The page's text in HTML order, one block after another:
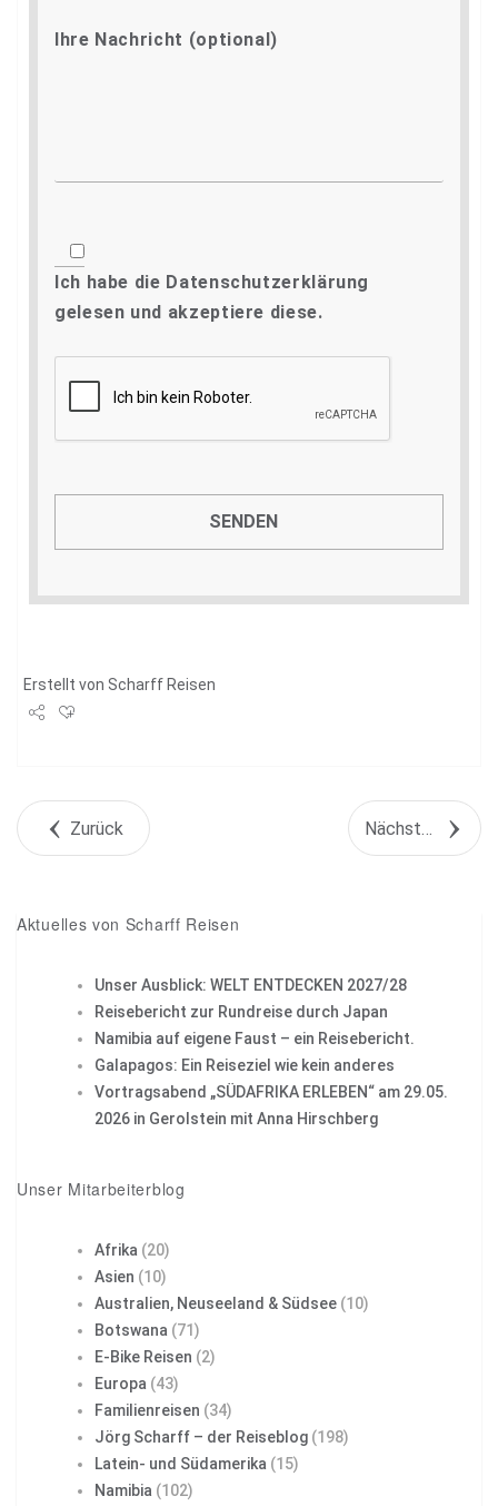
Ihre Nachricht (optional)
Ich habe die Datenschutzerklärung
gelesen und akzeptiere diese.
Erstellt von Scharff Reisen
+1Zurück Nächstes Objekt
Aktuelles von Scharff Reisen
Unser Ausblick: WELT ENTDECKEN 2027/28
Reisebericht zur Rundreise durch Japan
Namibia auf eigene Faust – ein Reisebericht.
Galapagos: Ein Reiseziel wie kein anderes
Vortragsabend „SÜDAFRIKA ERLEBEN“ am 29.05.
2026 in Gerolstein mit Anna Hirschberg
Unser Mitarbeiterblog
Afrika (20)
Asien (10)
Australien, Neuseeland & Südsee (10)
Botswana (71)
E-Bike Reisen (2)
Europa (43)
Familienreisen (34)
Jörg Scharff – der Reiseblog (198)
Latein- und Südamerika (15)
Namibia (102)